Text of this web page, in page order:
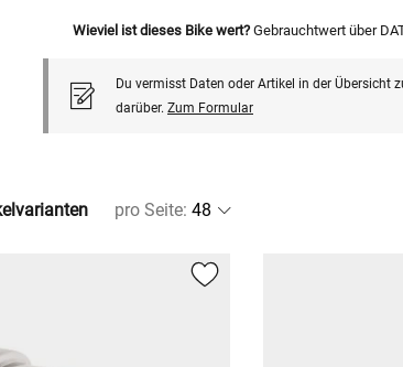
Wieviel ist dieses Bike wert? Gebrauchtwert über
Du vermisst Daten oder Artikel in der Übersicht
darüber. Zum Formular
pro Seite: